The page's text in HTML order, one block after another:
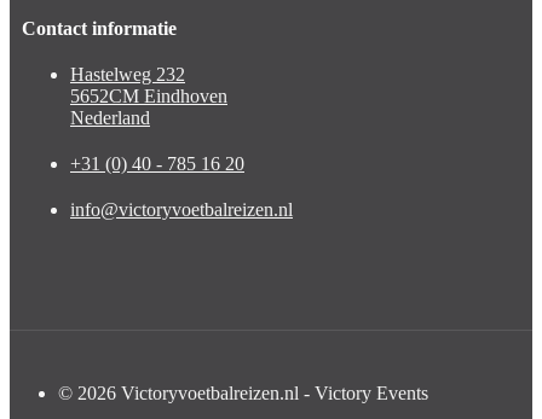
Contact informatie
Hastelweg 232
5652CM Eindhoven
Nederland
+31 (0) 40 - 785 16 20
info@victoryvoetbalreizen.nl
© 2026 Victoryvoetbalreizen.nl - Victory Events